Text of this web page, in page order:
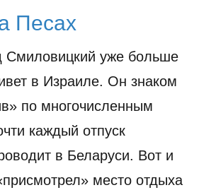
Песах
Смиловицкий уже больше
в Израиле. Он знаком
по многочисленным
каждый отпуск
в Беларуси. Вот и
место отдыха